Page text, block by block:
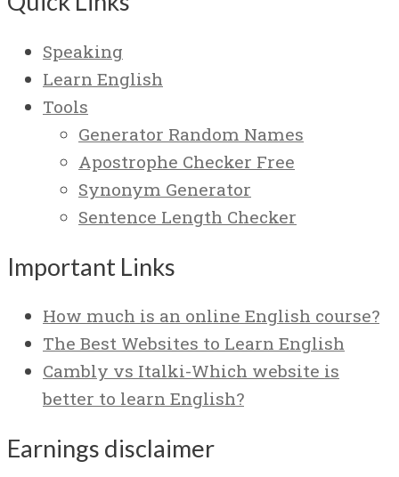
Speaking
Learn English
Tools
Generator Random Names
Apostrophe Checker Free
Synonym Generator
Sentence Length Checker
Important Links
How much is an online English course?
The Best Websites to Learn English
Cambly vs Italki-Which website is
better to learn English?
Earnings disclaimer